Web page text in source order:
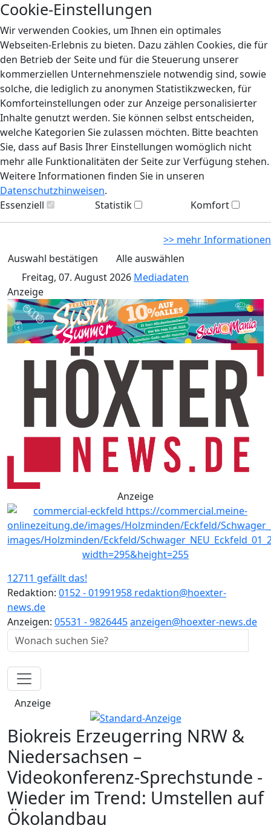
Cookie-Einstellungen
Wir verwenden Cookies, um Ihnen ein optimales
Webseiten-Erlebnis zu bieten. Dazu zählen Cookies, die für
den Betrieb der Seite und für die Steuerung unserer
kommerziellen Unternehmensziele notwendig sind, sowie
solche, die lediglich zu anonymen Statistikzwecken, für
Komforteinstellungen oder zur Anzeige personalisierter
Inhalte genutzt werden. Sie können selbst entscheiden,
welche Kategorien Sie zulassen möchten. Bitte beachten
Sie, dass auf Basis Ihrer Einstellungen womöglich nicht
mehr alle Funktionalitäten der Seite zur Verfügung stehen.
Weitere Informationen finden Sie in unseren
Datenschutzhinweisen.
Essenziell
Statistik Komfort
>> mehr Informationen
Auswahl bestätigen
Alle auswählen
Freitag, 07. August 2026 Mediadaten
Anzeige
Anzeige
12711 gefällt das!
Redaktion: 0152 - 01991958 redaktion@hoexter-
news.de
Anzeigen: 05531 - 9826445anzeigen@hoexter-news.de
Anzeige
Biokreis Erzeugerring NRW &
Niedersachsen –
Videokonferenz-Sprechstunde -
Wieder im Trend: Umstellen auf
Ökolandbau